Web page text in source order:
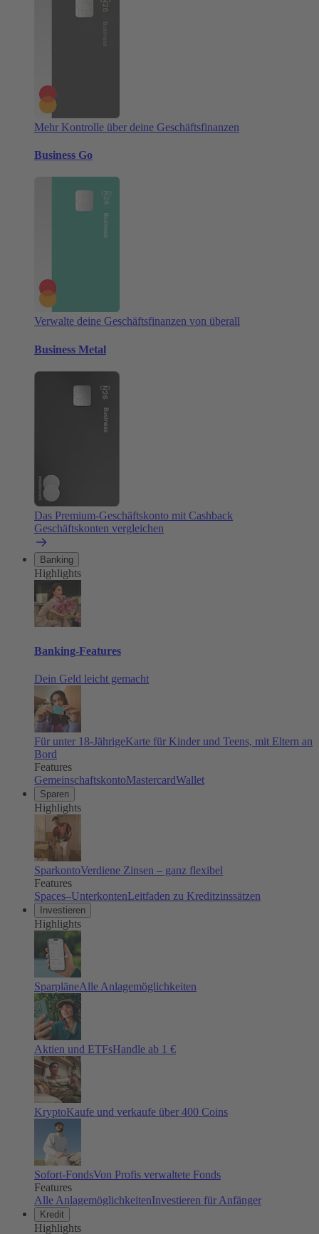
Mehr Kontrolle über deine Geschäftsfinanzen
Business Go
Verwalte deine Geschäftsfinanzen von überall
Business Metal
Das Premium-Geschäftskonto mit Cashback
Geschäftskonten vergleichen
Banking
Highlights
Banking-Features
Dein Geld leicht gemacht
Für unter 18-JährigeKarte für Kinder und Teens, mit Eltern an
Bord
Features
GemeinschaftskontoMastercardWallet
Sparen
Highlights
SparkontoVerdiene Zinsen – ganz flexibel
Features
Spaces–UnterkontenLeitfaden zu Kreditzinssätzen
Investieren
Highlights
SparpläneAlle Anlagemöglichkeiten
Aktien und ETFsHandle ab 1 €
KryptoKaufe und verkaufe über 400 Coins
Sofort-FondsVon Profis verwaltete Fonds
Features
Alle AnlagemöglichkeitenInvestieren für Anfänger
Kredit
Highlights